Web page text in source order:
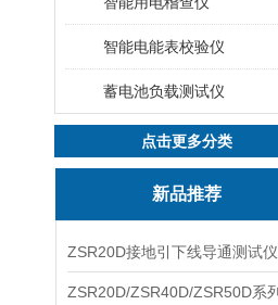
智能电能表校验仪
蓄电池负载测试仪
点击更多分类
新品推荐
ZSR20D接地引下线导通测试仪